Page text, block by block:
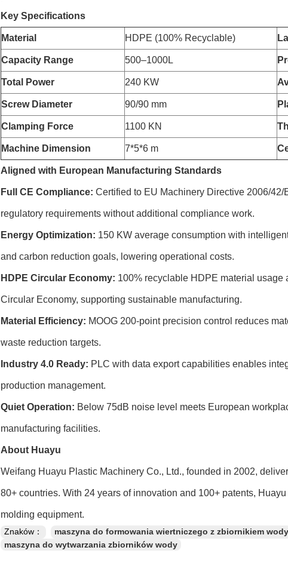
Key Specifications
Material HDPE (100% Recyclable)
Capacity Range 500–1000L
Total Power 240 KW
Screw Diameter 90/90 mm
Clamping Force 1100 KN
Machine Dimension 7*5*6 m
Aligned with European Manufacturing Standards
Full CE Compliance: Certified to EU Machinery Directive 2006/42/
regulatory requirements without additional compliance work.
Energy Optimization: 150 KW average consumption with
and carbon reduction goals, lowering operational costs.
HDPE Circular Economy: 100% recyclable HDPE material usage
Circular Economy, supporting sustainable manufacturing.
Material Efficiency: MOOG 200-point precision control reduces
waste reduction targets.
Industry 4.0 Ready: PLC with data export capabilities enables
production management.
Quiet Operation: Below 75dB noise level meets European
manufacturing facilities.
About Huayu
Weifang Huayu Plastic Machinery Co., Ltd., founded in 2002,
80+ countries. With 24 years of innovation and 100+ patents,
molding equipment.
Znaków： maszyna do formowania wiertniczego z zbiornikiem wody
maszyna do wytwarzania zbiorników wody